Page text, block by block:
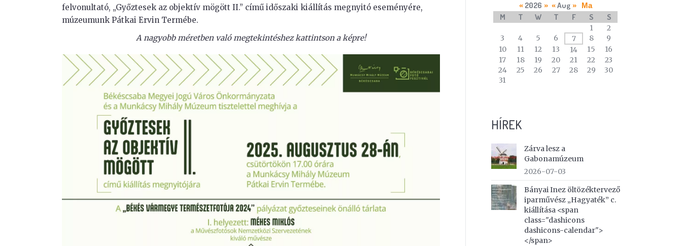
felvonultató, „Győztesek az objektív mögött II.” című időszaki kiállítás megnyitó eseményére,
múzeumunk Pátkai Ervin Termébe.
A nagyobb méretben való megtekintéshez kattintson a képre!
calendar
of
events
« 2026 » « Aug » Ma
M T W T F S S
1
2
3
4 5 6 7 8
9
10
11 12 13 14 15
16
17
18 19 20 21 22
23
24
25 26 27 28 29
30
31
HÍREK
Zárva lesz a
Gabonamúzeum
2026-07-03
Bányai Inez öltözéktervező
iparművész „Hagyaték” c.
kiállítása <span
class="dashicons
dashicons-calendar">
</span>